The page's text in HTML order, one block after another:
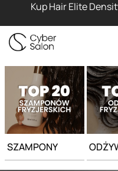
Kup Hair Elite
SZAMPONY
Strona główna - Cyber